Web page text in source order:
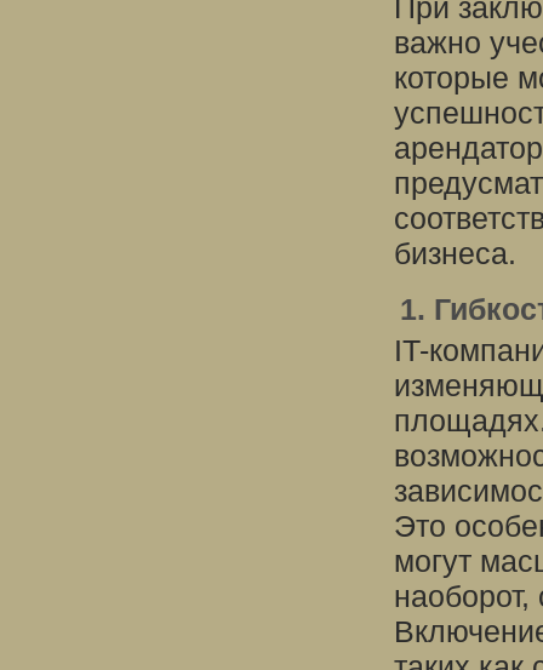
При
важно
которые
бизнеса.
1.
IT-
Это
могут
наоборот,